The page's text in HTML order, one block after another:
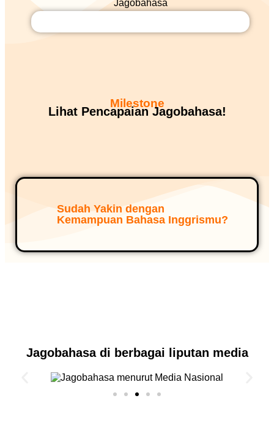
Milestone
Lihat Pencapaian Jagobahasa!
Sudah Yakin dengan
Kemampuan Bahasa Inggrismu?
Jagobahasa di berbagai liputan media